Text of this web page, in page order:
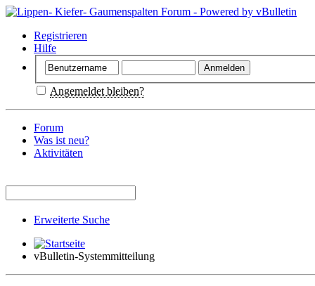
Registrieren
Hilfe
Angemeldet bleiben?
Forum
Was ist neu?
Aktivitäten
Erweiterte Suche
vBulletin-Systemmitteilung